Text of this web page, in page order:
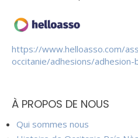
https://www.helloasso.com/
occitanie/adhesions/adhesion-
À PROPOS DE NOUS
Qui sommes nous